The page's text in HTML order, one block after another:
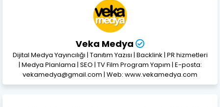
Veka Medya
Dijital Medya Yayıncılığı | Tanıtım Yazısı | Backlink | PR hizmetleri
| Medya Planlama | SEO | TV Film Program Yapım | E-posta:
vekamedya@gmail.com | Web: www.vekamedya.com